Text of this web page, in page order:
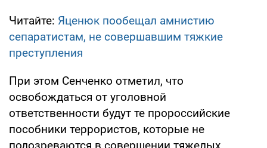
Читайте: Яценюк пообещал амнистию
сепаратистам, не совершавшим тяжкие
преступления
При этом Сенченко отметил, что
освобождаться от уголовной
ответственности будут те пророссийские
пособники террористов, которые не
подозреваются в совершении тяжелых